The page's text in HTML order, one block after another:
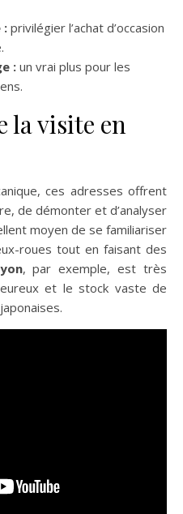
:privilégier l’achat d’occasion
: un vrai plus pour les
la visite en
ces adresses offrent
de démonter et d’analyser
moyen de se familiariser
roues tout en faisant des
, par exemple, est très
et le stock vaste de